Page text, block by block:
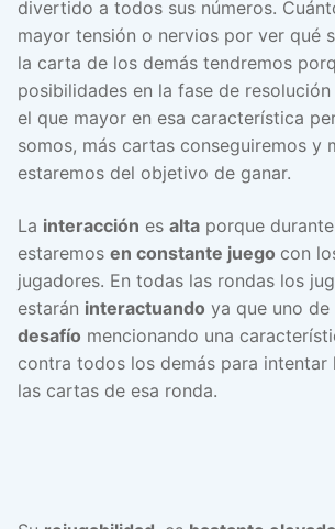
divertido a todos sus números.
mayor tensión o nervios por ver qué
la carta de los demás tendremos
posibilidades en la fase de
el que mayor en esa característica
somos, más cartas conseguiremos y
estaremos del objetivo de ganar.
La interacción es alta porque
estaremos en constante juego con
jugadores. En todas las rondas los
estarán interactuando ya que uno de
desafío mencionando una
contra todos los demás para intentar
las cartas de esa ronda.